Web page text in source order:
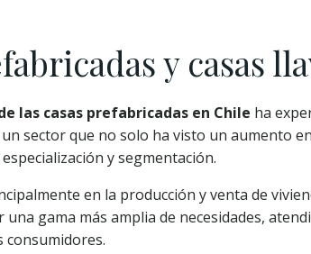
y casas
las casas prefabricadas en Chile ha
sector que no solo ha visto un aumento
y segmentación.
en la producción y venta de
gama más amplia de necesidades,
consumidores.